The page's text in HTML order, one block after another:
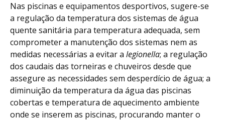
Nas piscinas e equipamentos desportivos, sugere-se
a regulação da temperatura dos sistemas de água
quente sanitária para temperatura adequada, sem
comprometer a manutenção dos sistemas nem as
medidas necessárias a evitar a legionella; a regulação
dos caudais das torneiras e chuveiros desde que
assegure as necessidades sem desperdício de água; a
diminuição da temperatura da água das piscinas
cobertas e temperatura de aquecimento ambiente
onde se inserem as piscinas, procurando manter o